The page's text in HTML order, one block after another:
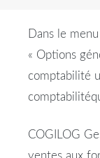
Dans le
« Options
comptabilité
comptabilité
COGILOG